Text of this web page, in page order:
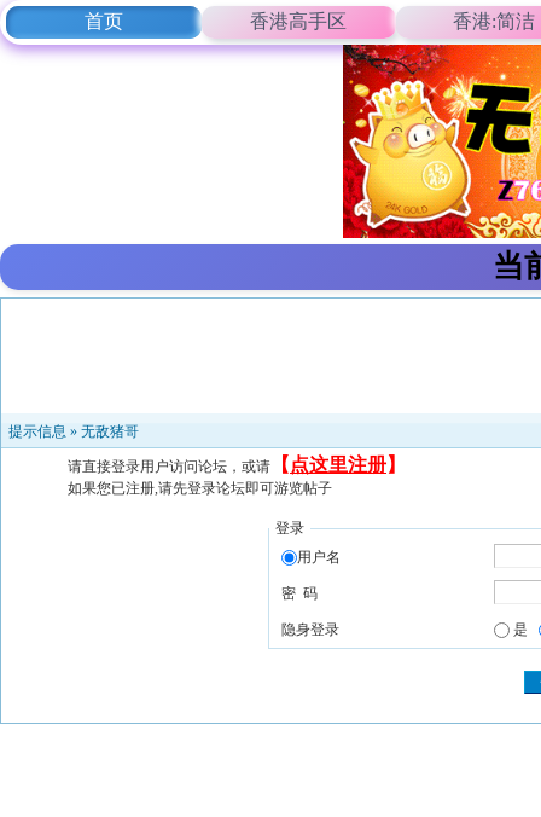
首页 香港高手区 香港:简洁
当
提示信息 » 无敌猪哥
请直接登录用户访问论坛，或请 【 点这里注册】
如果您已注册,请先登录论坛即可游览帖子
登录
用户名
密 码
隐身登录 是